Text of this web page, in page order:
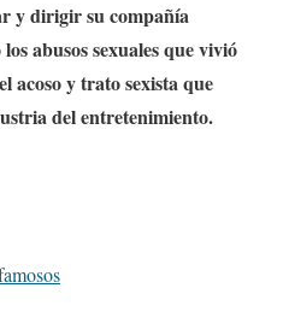
y dirigir su compañía
abusos sexuales que vivió
acoso y trato sexista que
del entretenimiento.